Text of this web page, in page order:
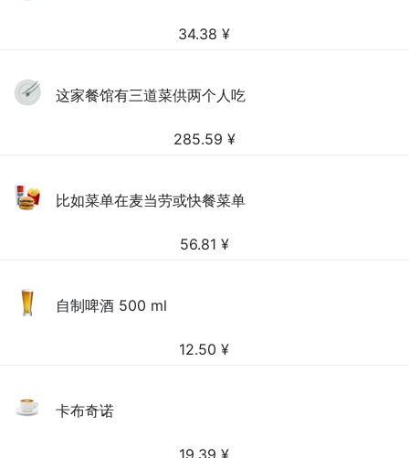
34.38 ¥
这家餐馆有三道菜供两个人吃
285.59 ¥
比如菜单在麦当劳或快餐菜单
56.81 ¥
自制啤酒 500 ml
12.50 ¥
卡布奇诺
19.39 ¥